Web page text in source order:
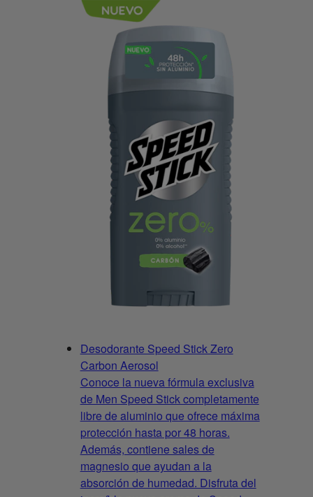
Desodorante Speed Stick Zero
Carbon Aerosol
Conoce la nueva fórmula exclusiva
de Men Speed Stick completamente
libre de aluminio que ofrece máxima
protección hasta por 48 horas.
Además, contiene sales de
magnesio que ayudan a la
absorción de humedad. Disfruta del